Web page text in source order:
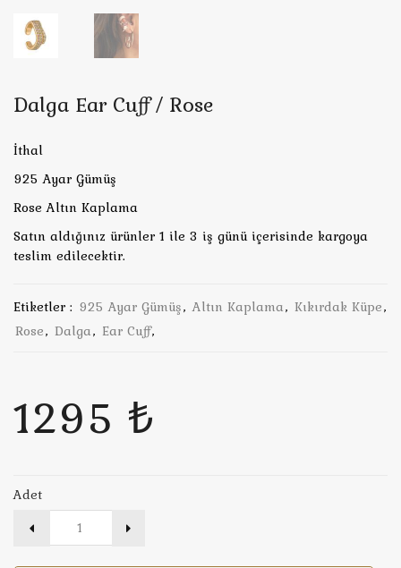
Dalga Ear Cuff / Rose
İthal
925 Ayar Gümüş
Rose Altın Kaplama
Satın aldığınız ürünler 1 ile 3 iş günü içerisinde kargoya
teslim edilecektir.
Etiketler : 925 Ayar Gümüş, Altın Kaplama, Kıkırdak Küpe,
Rose, Dalga, Ear Cuff,
1295 ₺
Adet